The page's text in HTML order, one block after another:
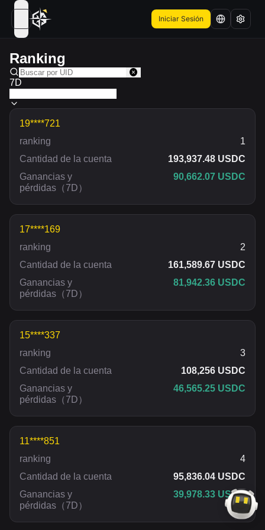
open navigation menu Iniciar Sesión
Ranking
7D
19****721
ranking
1
Cantidad de la cuenta
193,937.48 USDC
Ganancias y
pérdidas （7D）
90,662.07 USDC
17****169
ranking
2
Cantidad de la cuenta
161,589.67 USDC
Ganancias y
pérdidas （7D）
81,942.36 USDC
15****337
ranking
3
Cantidad de la cuenta
108,256 USDC
Ganancias y
pérdidas （7D）
46,565.25 USDC
11****851
ranking
4
Cantidad de la cuenta
95,836.04 USDC
Ganancias y
pérdidas （7D）
39,978.33 USDC